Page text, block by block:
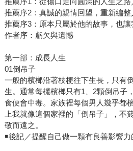
推薦序2：真誠的親情回望，重新編
推薦序3：原本只屬於他的故事，也
作者序：虧欠與遺憾
第一部：成長人生
01倒吊子
一般的檳榔沿著枝梗往下生長，只有
生。通常每欉檳榔只有1、2顆倒吊子
食便會中毒。家族裡每個男人幾乎都
上我就像這個家裡的「倒吊子」，不
敬而遠之。
￭後記／提醒自己做一顆有良善影響